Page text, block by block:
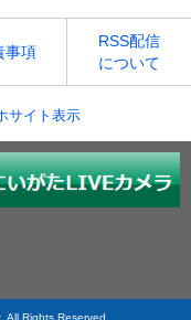
事項
RSS配信
について
サイト表示
Rights Reserved.